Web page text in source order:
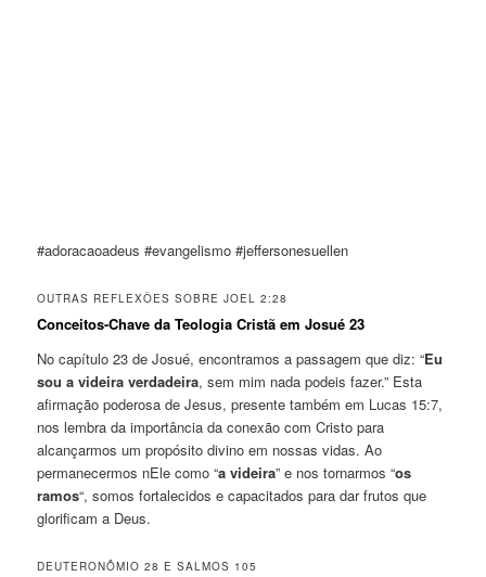
#adoracaoadeus #evangelismo #jeffersonesuellen
OUTRAS REFLEXÕES SOBRE JOEL 2:28
Conceitos-Chave da Teologia Cristã em Josué 23
No capítulo 23 de Josué, encontramos a passagem que diz: “Eu
sou a videira verdadeira, sem mim nada podeis fazer.” Esta
afirmação poderosa de Jesus, presente também em Lucas 15:7,
nos lembra da importância da conexão com Cristo para
alcançarmos um propósito divino em nossas vidas. Ao
permanecermos nEle como “a videira” e nos tornarmos “os
ramos“, somos fortalecidos e capacitados para dar frutos que
glorificam a Deus.
DEUTERONÔMIO 28 E SALMOS 105